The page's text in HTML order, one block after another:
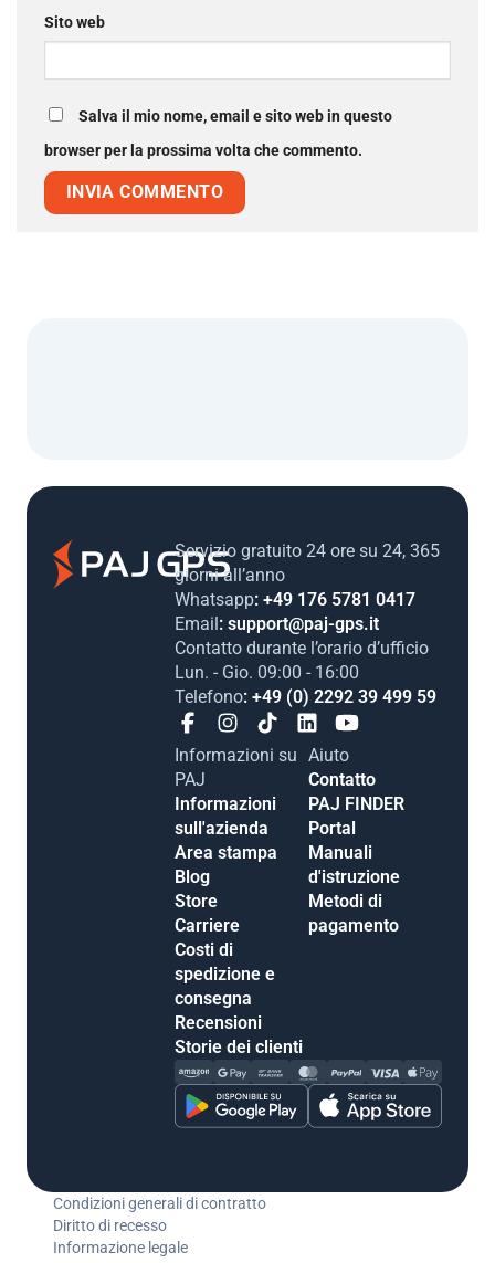
Sito web
Salva il mio nome, email e sito web in questo
browser per la prossima volta che commento.
Servizio gratuito 24 ore su 24, 365
giorni all’anno
Whatsapp: +49 176 5781 0417
Email: support@paj-gps.it
Contatto durante l’orario d’ufficio
Lun. - Gio. 09:00 - 16:00
Telefono: +49 (0) 2292 39 499 59
Informazioni su
PAJ
Informazioni
sull'azienda
Area stampa
Blog
Store
Carriere
Costi di
spedizione e
consegna
Recensioni
Storie dei clienti
Aiuto
Contatto
PAJ FINDER
Portal
Manuali
d'istruzione
Metodi di
pagamento
Condizioni generali di contratto
Diritto di recesso
Informazione legale